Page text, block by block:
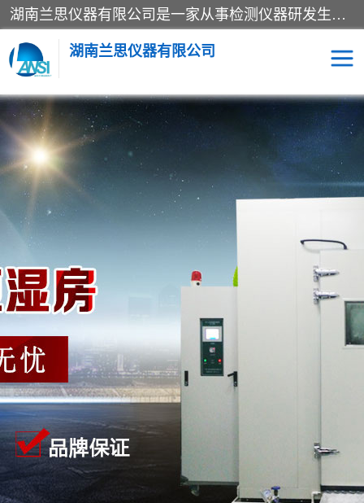
湖南兰思仪器有限公司是一家从事检测仪器研发生产销售和维修保养服务的综合型企业，产品符合国际标准可按需定制专业售前售后工程师，主要有门窗性能体验箱、门窗隔音展示箱、恒温恒湿试验箱、步入式恒温恒湿房、高低温试验箱、老化试验箱、老化试验房、恒温恒湿培养箱、水泥标准养护试验箱、电热鼓风干燥试验箱、真空干燥箱、工业烤箱、盐雾腐蚀试验箱等。
湖南兰思仪器有限公司
老化房 恒温恒湿试验箱
工业烘箱 门窗体验箱